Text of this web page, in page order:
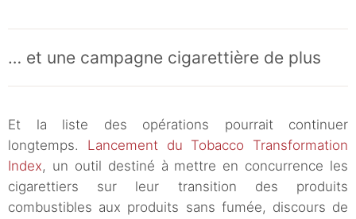
… et une campagne cigarettière de plus
Et la liste des opérations pourrait continuer
longtemps. Lancement du Tobacco Transformation
Index, un outil destiné à mettre en concurrence les
cigarettiers sur leur transition des produits
combustibles aux produits sans fumée, discours de